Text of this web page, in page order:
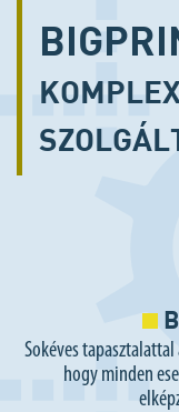
KOMPLEX
Sokéves
hogy minden